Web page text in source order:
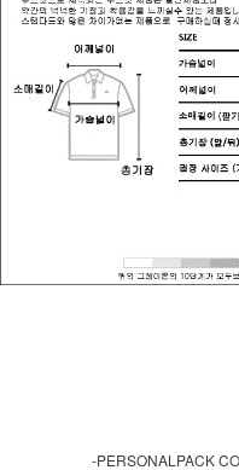
-PERSONALPACK